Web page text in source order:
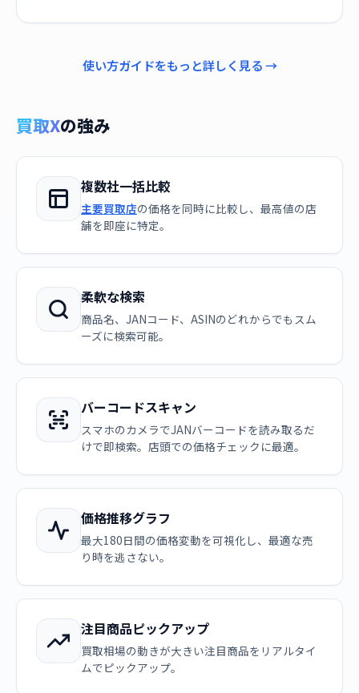
使い方ガイドをもっと詳しく見る →
買取Xの強み
複数社一括比較
主要買取店の価格を同時に比較し、最高値の店
舗を即座に特定。
柔軟な検索
商品名、JANコード、ASINのどれからでもスム
ーズに検索可能。
バーコードスキャン
スマホのカメラでJANバーコードを読み取るだ
けで即検索。店頭での価格チェックに最適。
価格推移グラフ
最大180日間の価格変動を可視化し、最適な売
り時を逃さない。
注目商品ピックアップ
買取相場の動きが大きい注目商品をリアルタイ
ムでピックアップ。